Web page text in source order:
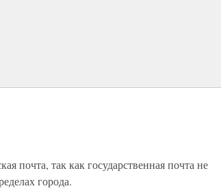
почта, так как государственная почта не
города.